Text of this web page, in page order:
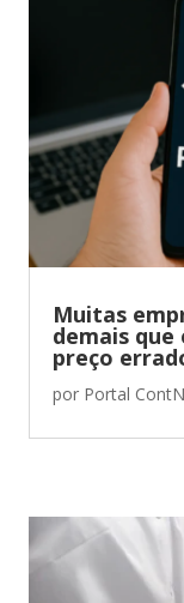
Muitas
demais
preço
por Portal